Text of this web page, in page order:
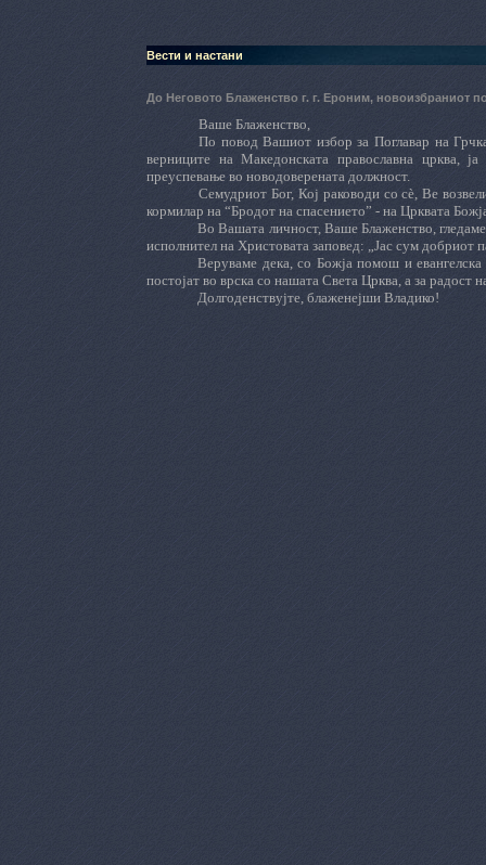
Вести и настани
До Неговото Блаженство г. г. Ероним, новоизбраниот
Ваше Блаженство,
По повод Вашиот избор за Поглавар на
верниците на Македонската православна црква,
преуспевање во новодоверената должност.
Семудриот Бог, Кој раководи со сѐ, Ве
кормилар на “Бродот на спасението” - на Црквата
Во Вашата личност, Ваше Блаженство,
исполнител на Христовата заповед: „Јас сум добриот
Веруваме дека, со Божја помош и
постојат во врска со нашата Света Црква, а за радост
Долгоденствујте, блаженејши Владико!